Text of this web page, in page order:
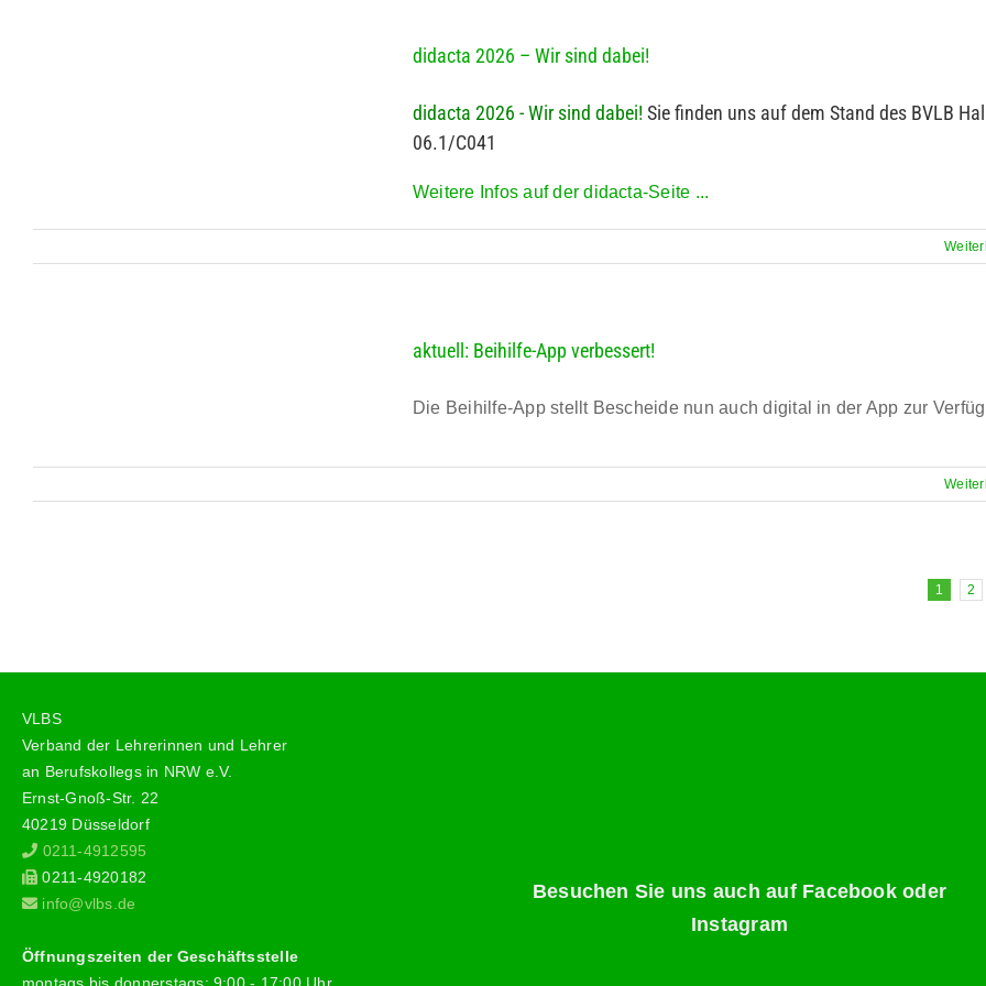
didacta 2026 – Wir sind dabei!
didacta 2026 - Wir sind dabei! Sie finden uns auf dem Stand des BVLB
06.1/C041
Weitere Infos auf der didacta-Seite ...
aktuell: Beihilfe-App verbessert!
Die Beihilfe-App stellt Bescheide nun auch digital in der App zur
1 2
VLBS
Verband der Lehrerinnen und Lehrer
an Berufskollegs in NRW e.V.
Ernst-Gnoß-Str. 22
40219 Düsseldorf
0211-4912595
0211-4920182
info@vlbs.de
Öffnungszeiten der Geschäftsstelle
montags bis donnerstags: 9:00 - 17:00 Uhr
Besuchen Sie uns auch auf Facebook oder
Instagram